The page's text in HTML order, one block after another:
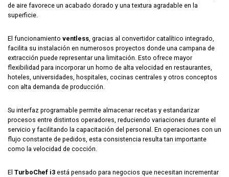
de aire favorece un acabado dorado y una textura agradable en la
superficie.
El funcionamiento ventless , gracias al convertidor catalítico integrado,
facilita su instalación en numerosos proyectos donde una campana de
extracción puede representar una limitación. Esto ofrece mayor
flexibilidad para incorporar un horno de alta velocidad en restaurantes,
hoteles, universidades, hospitales, cocinas centrales y otros conceptos
con alta demanda de producción.
Su interfaz programable permite almacenar recetas y estandarizar
procesos entre distintos operadores, reduciendo variaciones durante el
servicio y facilitando la capacitación del personal. En operaciones con un
flujo constante de pedidos, esta consistencia resulta tan importante
como la velocidad de cocción.
El TurboChef i3 está pensado para negocios que necesitan incrementar